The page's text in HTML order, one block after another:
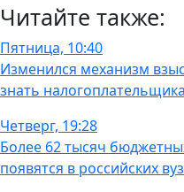
Читайте также:
Пятница, 10:40
Изменился механизм
знать
Четверг, 19:28
Более 62 тысяч
появятся в российских